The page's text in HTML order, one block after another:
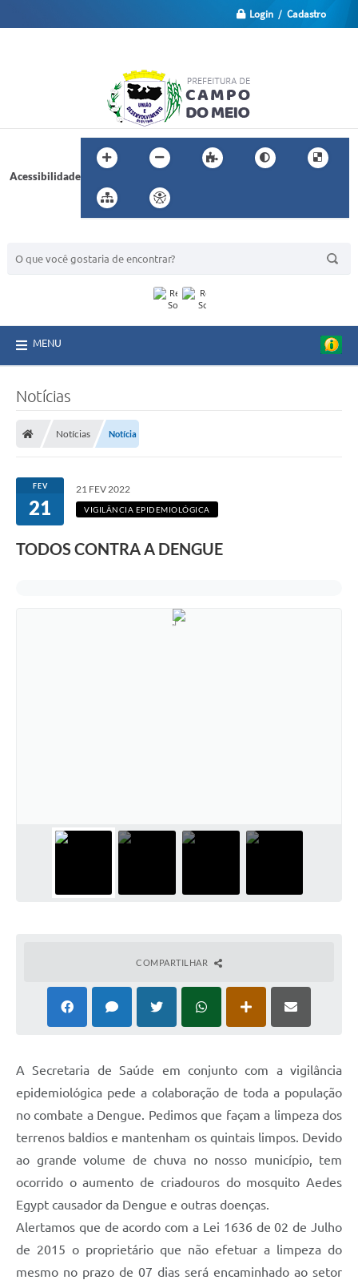
Login / Cadastro
Acessibilidade
MENU
Notícias
Notícias Notícia
FEV
21
21 FEV 2022
VIGILÂNCIA EPIDEMIOLÓGICA
TODOS CONTRA A DENGUE
COMPARTILHAR
A Secretaria de Saúde em conjunto com a vigilância
epidemiológica pede a colaboração de toda a população
no combate a Dengue. Pedimos que façam a limpeza dos
terrenos baldios e mantenham os quintais limpos. Devido
ao grande volume de chuva no nosso município, tem
ocorrido o aumento de criadouros do mosquito Aedes
Egypt causador da Dengue e outras doenças.
Alertamos que de acordo com a Lei 1636 de 02 de Julho
de 2015 o proprietário que não efetuar a limpeza do
mesmo no prazo de 07 dias será encaminhado ao setor